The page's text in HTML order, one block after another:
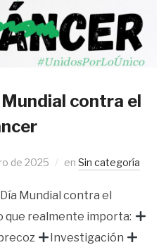
contra el
de 2025 en Sin categoría
Mundial contra el
que realmente importa:
Investigación